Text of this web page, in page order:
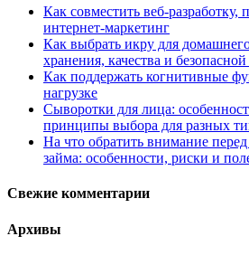
Как совместить веб-
интернет-маркетинг
Как выбрать икру для
хранения, качества и
Как поддержать когнитивные
нагрузке
Сыворотки для лица:
принципы выбора для разных
На что обратить внимание
займа: особенности, риски и
Свежие комментарии
Архивы